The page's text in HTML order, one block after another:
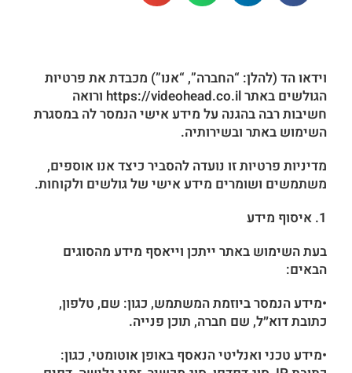
וידאו הד (להלן: “החברה”, “אנו”) מכבדת את פרטיות
הגולשים באתר https://videohead.co.il ורואה
חשיבות רבה בהגנה על מידע אישי הנמסר לה במסגרת
השימוש באתר ובשירותיה.
מדיניות פרטיות זו נועדה להסביר כיצד אנו אוספים,
משתמשים ושומרים מידע אישי של גולשים ולקוחות.
1. איסוף מידע
בעת השימוש באתר ייתכן וייאסף מידע מהסוגים
הבאים:
•מידע הנמסר ביוזמת המשתמש, כגון: שם, טלפון,
כתובת דוא״ל, שם חברה, תוכן פנייה.
•מידע טכני ואנליטי הנאסף באופן אוטומטי, כגון: